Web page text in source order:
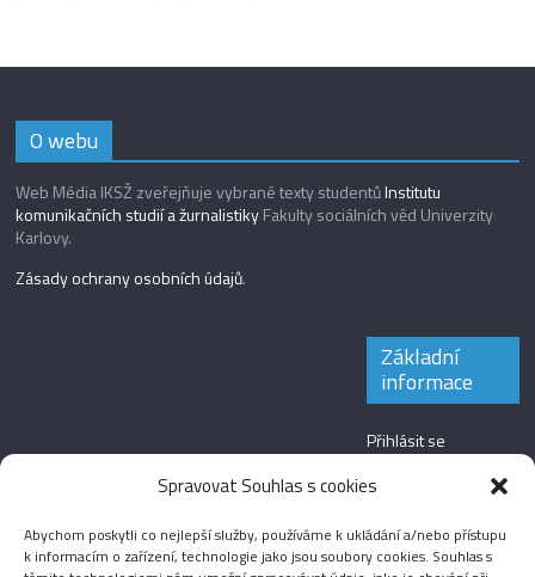
Spravovat Souhlas s cookies
Abychom poskytli co nejlepší služby, používáme k ukládání a/nebo přístupu
k informacím o zařízení, technologie jako jsou soubory cookies. Souhlas s
O webu
Web Média IKSŽ zveřejňuje vybrané texty studentůInstitutu
komunikačních studií a žurnalistikyFakulty sociálních věd Univerzity
Karlovy.
Zásady ochrany osobních údajů.
Základní
informace
Přihlásit se
Zdroj kanálů
Kanál komentářů